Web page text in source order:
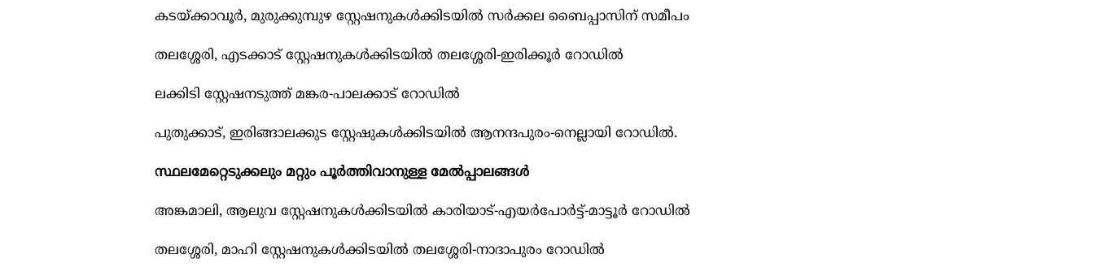
കടയ്ക്കാവൂർ, മുരുക്കുമ്പുഴ സ്റ്റേഷനുകള്‍ക്കിടയില്‍ സർക്കല ബൈപ്പാസിന് സമീപം
തലശ്ശേരി, എടക്കാട് സ്റ്റേഷനുകള്‍ക്കിടയില്‍ തലശ്ശേരി-ഇരിക്കൂർ റോഡില്‍
ലക്കിടി സ്റ്റേഷനടുത്ത് മങ്കര-പാലക്കാട് റോഡില്‍
പുതുക്കാട്, ഇരിങ്ങാലക്കുട സ്റ്റേഷുകള്‍ക്കിടയില്‍ ആനന്ദപുരം-നെല്ലായി റോഡില്‍.
സ്ഥലമേറ്റെടുക്കലും മറ്റും പൂർത്തിവാനുള്ള മേല്‍പ്പാലങ്ങള്‍
അങ്കമാലി, ആലുവ സ്റ്റേഷനുകള്‍ക്കിടയില്‍ കാരിയാട്-എയർപോർട്ട്-മാട്ടൂർ റോഡില്‍
തലശ്ശേരി, മാഹി സ്റ്റേഷനുകള്‍ക്കിടയില്‍ തലശ്ശേരി-നാദാപുരം റോഡില്‍